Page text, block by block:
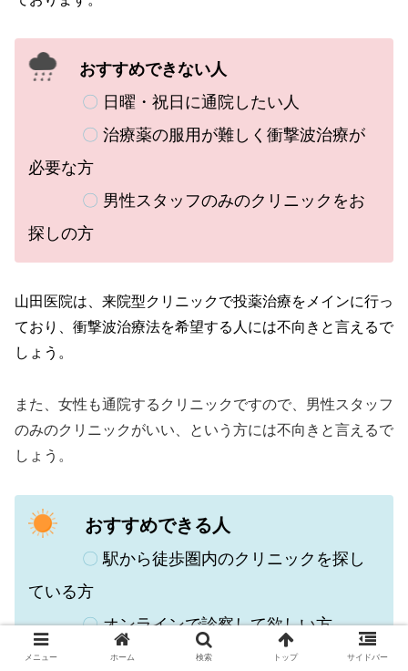
おすすめできない人
〇 日曜・祝日に通院したい人
〇 治療薬の服用が難しく衝撃波治療が
必要な方
〇 男性スタッフのみのクリニックをお
探しの方
山田医院は、来院型クリニックで投薬治療をメインに行っ
ており、衝撃波治療法を希望する人には不向きと言えるで
しょう。
また、女性も通院するクリニックですので、男性スタッフ
のみのクリニックがいい、という方には不向きと言えるで
しょう。
おすすめできる人
〇 駅から徒歩圏内のクリニックを探し
ている方
〇オンラインで診察して欲しい方
〇
男性医師に対応して欲しい人
メニュー ホーム 検索 トップ サイドバー